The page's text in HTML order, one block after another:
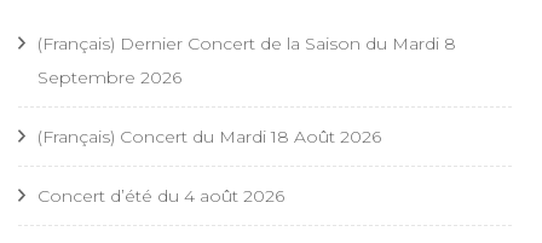
(Français) Dernier Concert de la Saison du Mardi 8
Septembre 2026
(Français) Concert du Mardi 18 Août 2026
Concert d’été du 4 août 2026